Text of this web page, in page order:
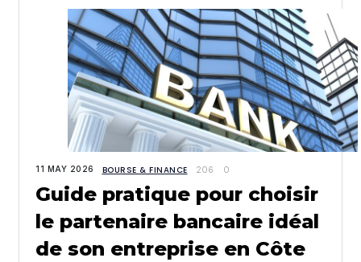
11 MAY 2026 BOURSE & FINANCE 206 0
Guide pratique pour choisir
le partenaire bancaire idéal
de son entreprise en Côte